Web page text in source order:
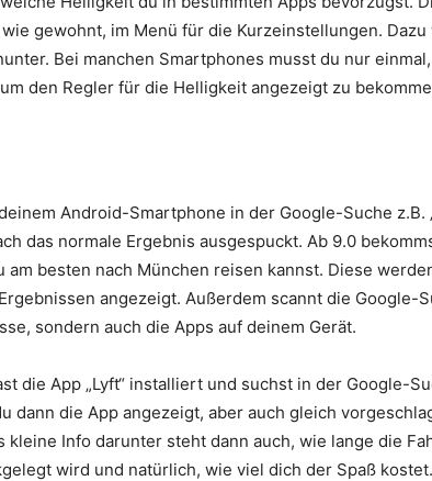
gewohnt, im Menü für die Kurzeinstellungen.
Bei manchen Smartphones musst du nur
den Regler für die Helligkeit angezeigt zu
Android-Smartphone in der Google-Suche z.B.
das normale Ergebnis ausgespuckt. Ab 9.0
am besten nach München reisen kannst. Diese
angezeigt. Außerdem scannt die Google-
sondern auch die Apps auf deinem Gerät.
die App „Lyft“ installiert und suchst in der Google-
dann die App angezeigt, aber auch gleich
kleine Info darunter steht dann auch, wie lange die
wird und natürlich, wie viel dich der Spaß kostet.